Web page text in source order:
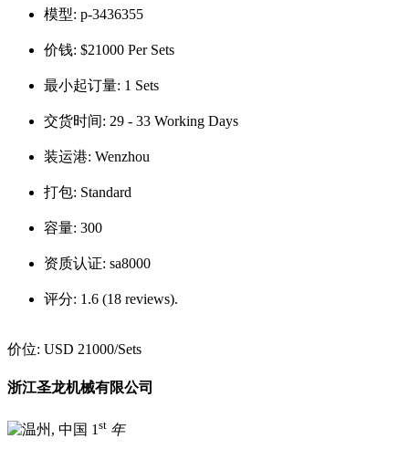
模型: p-3436355
价钱: $21000 Per Sets
最小起订量: 1 Sets
交货时间: 29 - 33 Working Days
装运港: Wenzhou
打包: Standard
容量: 300
资质认证: sa8000
评分: 1.6 (18 reviews).
价位: USD 21000/Sets
浙江圣龙机械有限公司
1 st 年